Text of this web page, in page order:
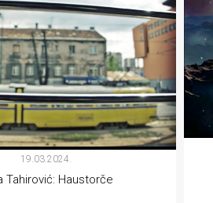
19.03.2024.
Tahirović: Haustorče